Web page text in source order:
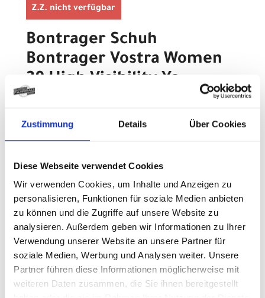
Zustimmung Details Über Cookies
Diese Webseite verwendet Cookies
Wir verwenden Cookies, um Inhalte und Anzeigen zu
personalisieren, Funktionen für soziale Medien anbieten
zu können und die Zugriffe auf unsere Website zu
analysieren. Außerdem geben wir Informationen zu Ihrer
Verwendung unserer Website an unsere Partner für
soziale Medien, Werbung und Analysen weiter. Unsere
Partner führen diese Informationen möglicherweise mit
weiteren Daten zusammen, die Sie ihnen bereitgestellt
Z.Z. nicht verfügbar
Bontrager Schuh
Bontrager Vostra Women
39 High Visibility Ye
Art.Nr. 551600
Farbe: VISIBILITY YELLOW
Standardartikel)
109,99 EUR
Z.Z. nicht verfügbar
Bontrager Schuh
Bontrager Vostra Women
40 High Visibility Ye